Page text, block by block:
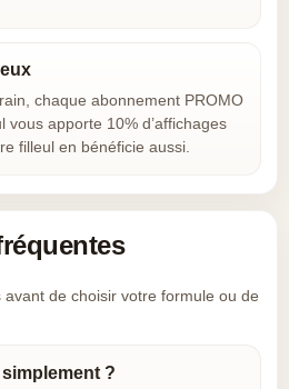
chaque abonnement PROMO
vous apporte 10% d’affichages
filleul en bénéficie aussi.
de choisir votre formule ou de
?